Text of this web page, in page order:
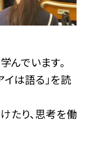
んでいます。
は語る」を読
たり、思考を働